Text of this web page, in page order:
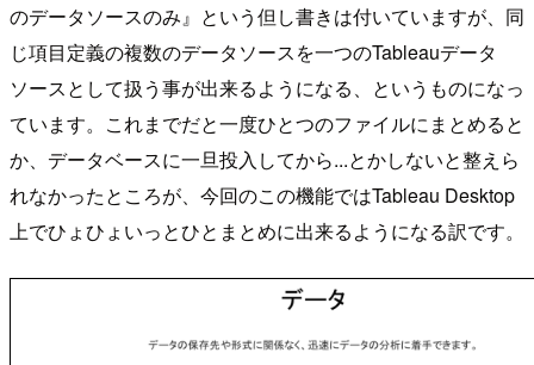
のデータソースのみ』という但し書きは付いていますが、同
じ項目定義の複数のデータソースを一つのTableauデータ
ソースとして扱う事が出来るようになる、というものになっ
ています。これまでだと一度ひとつのファイルにまとめると
か、データベースに一旦投入してから...とかしないと整えら
れなかったところが、今回のこの機能ではTableau Desktop
上でひょひょいっとひとまとめに出来るようになる訳です。